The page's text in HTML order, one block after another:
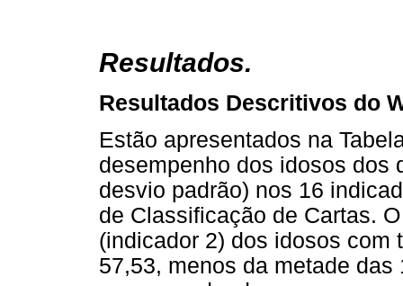
Resultados.
Resultados Descritivos do
Estão apresentados na
desempenho dos idosos dos
desvio padrão) nos 16
de Classificação de Cartas.
(indicador 2) dos idosos com
57,53, menos da metade